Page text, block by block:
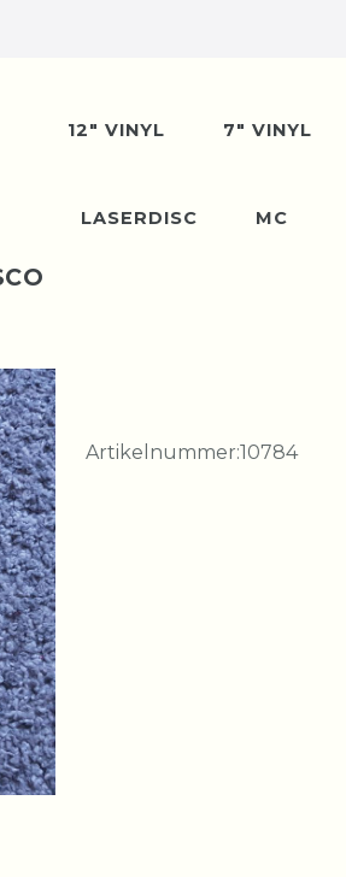
12" VINYL 7" VINYL
LASERDISC MC
Artikelnummer:10784